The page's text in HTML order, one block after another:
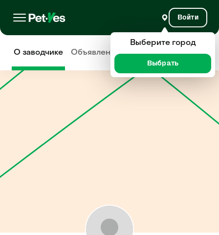
Войти
О заводчике Объявления Отзывы
Выберите город
Выбрать